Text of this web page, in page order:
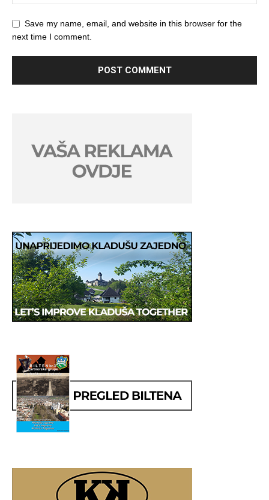
Save my name, email, and website in this browser for the
next time I comment.